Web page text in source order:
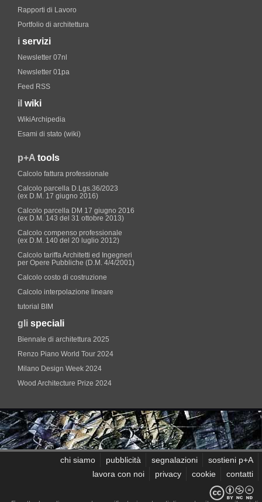
Rapporti di Lavoro
Portfolio di architettura
i servizi
Newsletter 07nl
Newsletter 01pa
Feed RSS
il wiki
WikiArchipedia
Esami di stato (wiki)
p+A tools
Calcolo fattura professionale
Calcolo parcella D.Lgs.36/2023
(ex D.M. 17 giugno 2016)
Calcolo parcella DM 17 giugno 2016
(ex D.M. 143 del 31 ottobre 2013)
Calcolo compenso professionale
(ex D.M. 140 del 20 luglio 2012)
Calcolo tariffa Architetti ed Ingegneri
per Opere Pubbliche (D.M. 4/4/2001)
Calcolo costo di costruzione
Calcolo interpolazione lineare
tutorial BIM
gli speciali
Biennale di architettura 2025
Renzo Piano World Tour 2024
Milano Design Week 2024
Wood Architecture Prize 2024
chi siamo pubblicità segnalazioni
sostieni p+A
lavora con noi
privacy cookie contatti